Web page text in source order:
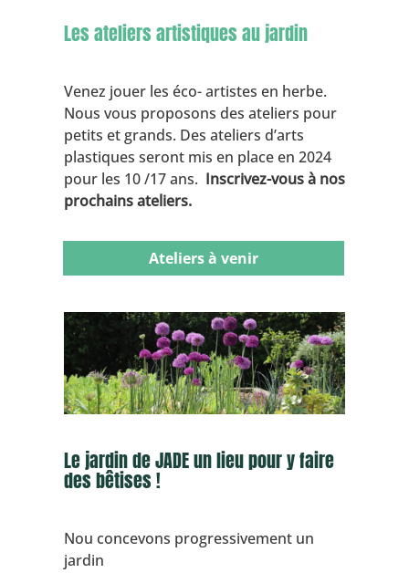
Les ateliers artistiques au jardin
Venez jouer les éco- artistes en herbe.
Nous vous proposons des ateliers pour
petits et grands. Des ateliers d’arts
plastiques seront mis en place en 2024
pour les 10 /17 ans. Inscrivez-vous à nos
prochains ateliers.
Ateliers à venir
Le jardin de JADE un lieu pour y faire
des bêtises !
Nou concevons progressivement un
jardin